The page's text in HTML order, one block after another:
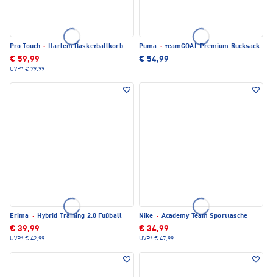
Pro Touch · Harlem Basketballkorb
€ 59,99
UVP* € 79,99
Puma · teamGOAL Premium Rucksack
€ 54,99
Erima · Hybrid Training 2.0 Fußball
€ 39,99
UVP* € 42,99
Nike · Academy Team Sporttasche
€ 34,99
UVP* € 47,99